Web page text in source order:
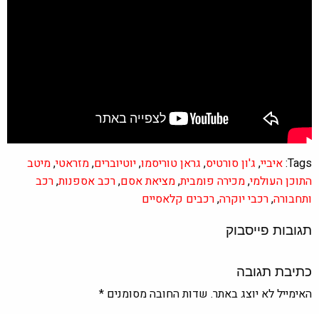
Tags: איביי, ג'ון סורטיס, גראן טוריסמו,יוטיוברים,מזראטי,מיטב
התוכן העולמי,מכירה פומבית,מציאת אסם,רכב אספנות,רכב
ותחבורה,רכבי יוקרה,רכבים קלאסיים
תגובות פייסבוק
כתיבת תגובה
האימייל לא יוצג באתר. שדות החובה מסומנים *